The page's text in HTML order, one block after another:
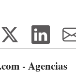
- Agencias